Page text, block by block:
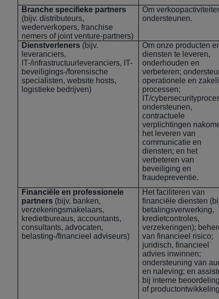
Branche specifieke partners
(bijv. distributeurs,
wederverkopers, franchise
nemers of joint venture-partners)
Om
ondersteunen.
Dienstverleners (bijv.
leveranciers,
IT-/infrastructuurleveranciers, IT-
beveiligings-/forensische
specialisten, website hosts,
logistieke bedrijven)
Om onze producten
diensten te leveren,
onderhouden en
verbeteren;
operationele en
processen;
IT/
ondersteunen,
contractuele
verplichtingen
het leveren van
communicatie en
diensten; en het
verbeteren van
beveiliging en
fraudepreventie.
Financiële en professionele
partners (bijv. banken,
verzekeringsmakelaars,
kredietbureaus, accountants,
consultants, advocaten,
belasting-/financieel adviseurs)
Het faciliteren van
financiële diensten
betalingsverwerking,
kredietcontroles,
verzekeringen);
van financieel risico;
juridisch, financieel
advies inwinnen;
ondersteuning van
en naleving; en
bij interne
of